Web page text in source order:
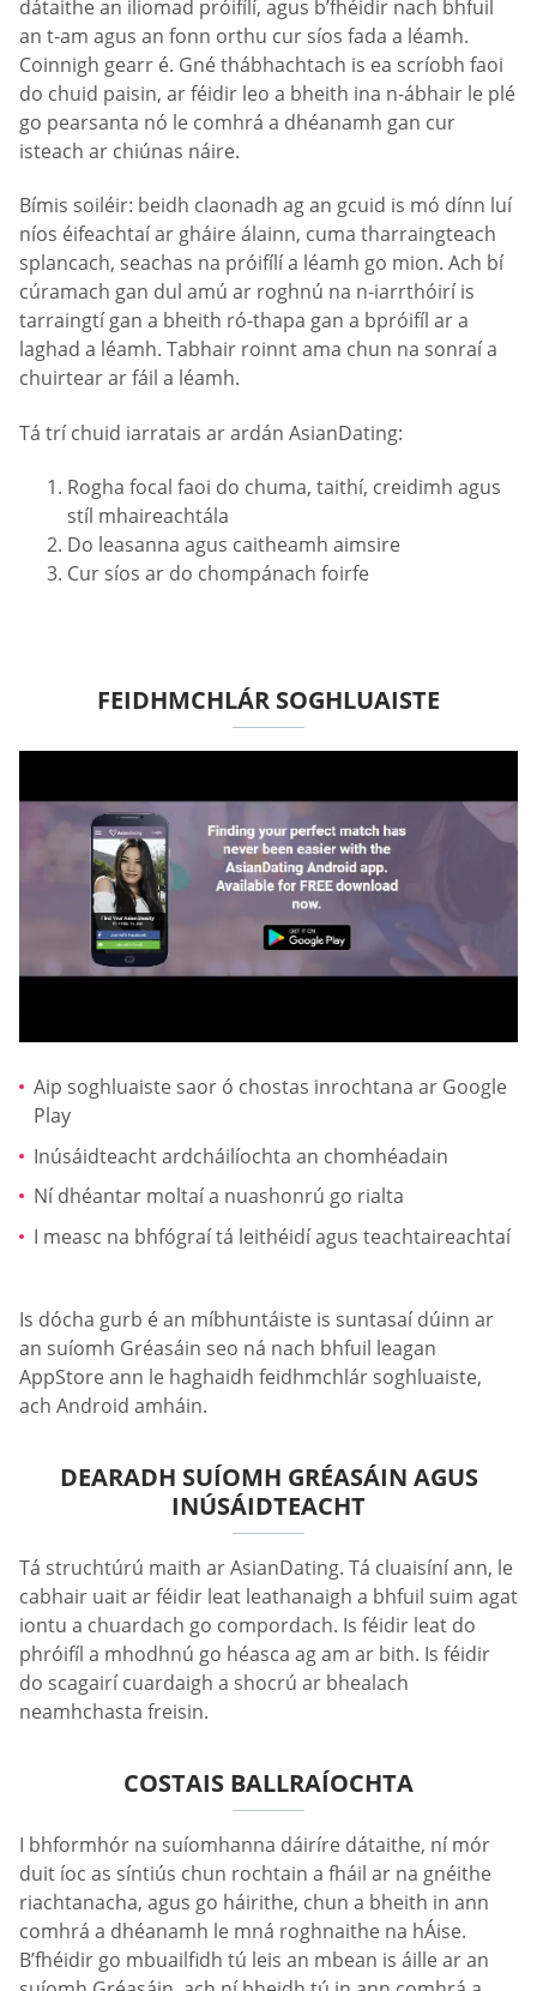
dátaithe an iliomad próifílí, agus b’fhéidir nach bhfuil
an t-am agus an fonn orthu cur síos fada a léamh.
Coinnigh gearr é. Gné thábhachtach is ea scríobh faoi
do chuid paisin, ar féidir leo a bheith ina n-ábhair le plé
go pearsanta nó le comhrá a dhéanamh gan cur
isteach ar chiúnas náire.
Bímis soiléir: beidh claonadh ag an gcuid is mó dínn luí
níos éifeachtaí ar gháire álainn, cuma tharraingteach
splancach, seachas na próifílí a léamh go mion. Ach bí
cúramach gan dul amú ar roghnú na n-iarrthóirí is
tarraingtí gan a bheith ró-thapa gan a bpróifíl ar a
laghad a léamh. Tabhair roinnt ama chun na sonraí a
chuirtear ar fáil a léamh.
Tá trí chuid iarratais ar ardán AsianDating:
Rogha focal faoi do chuma, taithí, creidimh agus
stíl mhaireachtála
Do leasanna agus caitheamh aimsire
Cur síos ar do chompánach foirfe
FEIDHMCHLÁR SOGHLUAISTE
Aip soghluaiste saor ó chostas inrochtana ar Google
Play
Inúsáidteacht ardcháilíochta an chomhéadain
Ní dhéantar moltaí a nuashonrú go rialta
I measc na bhfógraí tá leithéidí agus teachtaireachtaí
Is dócha gurb é an míbhuntáiste is suntasaí dúinn ar
an suíomh Gréasáin seo ná nach bhfuil leagan
AppStore ann le haghaidh feidhmchlár soghluaiste,
ach Android amháin.
DEARADH SUÍOMH GRÉASÁIN AGUS
INÚSÁIDTEACHT
Tá struchtúrú maith ar AsianDating. Tá cluaisíní ann, le
cabhair uait ar féidir leat leathanaigh a bhfuil suim agat
iontu a chuardach go compordach. Is féidir leat do
phróifíl a mhodhnú go héasca ag am ar bith. Is féidir
do scagairí cuardaigh a shocrú ar bhealach
neamhchasta freisin.
COSTAIS BALLRAÍOCHTA
I bhformhór na suíomhanna dáiríre dátaithe, ní mór
duit íoc as síntiús chun rochtain a fháil ar na gnéithe
riachtanacha, agus go háirithe, chun a bheith in ann
comhrá a dhéanamh le mná roghnaithe na hÁise.
B’fhéidir go mbuailfidh tú leis an mbean is áille ar an